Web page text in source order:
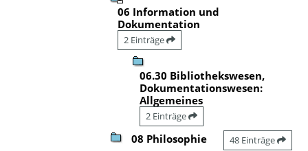
06 Information und
Dokumentation
2 Einträge
06.30 Bibliothekswesen,
Dokumentationswesen:
Allgemeines
2 Einträge
08 Philosophie 48 Einträge